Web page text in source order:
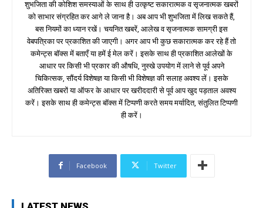
शुभजिता की कोशिश समस्याओं के साथ ही उत्कृष्ट सकारात्मक व सृजनात्मक खबरों
को साभार संग्रहित कर आगे ले जाना है। अब आप भी शुभजिता में लिख सकते हैं,
बस नियमों का ध्यान रखें। चयनित खबरें, आलेख व सृजनात्मक सामग्री इस
वेबपत्रिका पर प्रकाशित की जाएगी। अगर आप भी कुछ सकारात्मक कर रहे हैं तो
कमेन्ट्स बॉक्स में बताएँ या हमें ई मेल करें। इसके साथ ही प्रकाशित आलेखों के
आधार पर किसी भी प्रकार की औषधि, नुस्खे उपयोग में लाने से पूर्व अपने
चिकित्सक, सौंदर्य विशेषज्ञ या किसी भी विशेषज्ञ की सलाह अवश्य लें। इसके
अतिरिक्त खबरों या ऑफर के आधार पर खरीददारी से पूर्व आप खुद पड़ताल अवश्य
करें। इसके साथ ही कमेन्ट्स बॉक्स में टिप्पणी करते समय मर्यादित, संतुलित टिप्पणी
ही करें।
Facebook Twitter